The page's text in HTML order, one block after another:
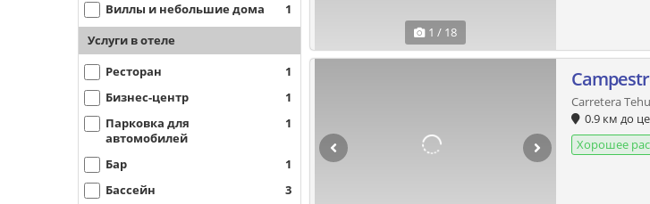
Виллы и небольшие дома
1
Услуги в отеле
Ресторан
1
Бизнес-центр
1
Парковка для
автомобилей
1
Бар
1
Бассейн
3
1 / 18
Carretera
0.9 км до
Хорошее